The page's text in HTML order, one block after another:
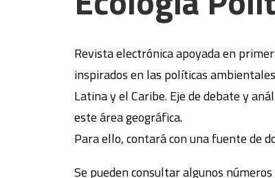
Revista electrónica apoyada en
inspirados en las políticas
Latina y el Caribe. Eje de debate y
este área geográfica.
Para ello, contará con una fuente de
Se pueden consultar algunos